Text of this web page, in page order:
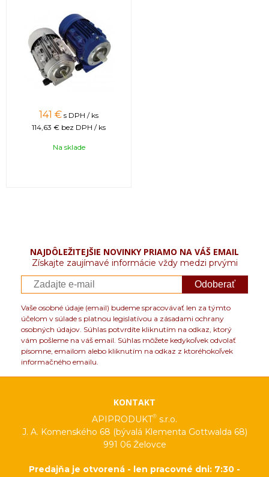
141 € s DPH / ks
114,63 € bez DPH / ks
Na sklade
NAJDÔLEŽITEJŠIE NOVINKY PRIAMO NA VÁŠ EMAIL
Získajte zaujímavé informácie vždy medzi prvými
Odoberať
Vaše osobné údaje (email) budeme spracovávať len za týmto
účelom v súlade s platnou legislatívou a zásadami ochrany
osobných údajov. Súhlas potvrdíte kliknutím na odkaz, ktorý
vám pošleme na váš email. Súhlas môžete kedykoľvek odvolať
písomne, emailom alebo kliknutím na odkaz z ktoréhokoľvek
informačného emailu.
KONTAKT
APIPRODUKT® s.r.o.
J. A. Komenského 68 (bývalá Klementa Gottwalda 68)
991 06 Želovce
Predajňa je otvorená - len pracovné dni: 7:30 -